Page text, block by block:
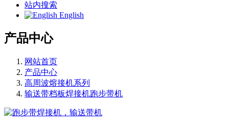
站内搜索
English
产品中心
网站首页
产品中心
高周波熔接机系列
输送带档板焊接机跑步带机